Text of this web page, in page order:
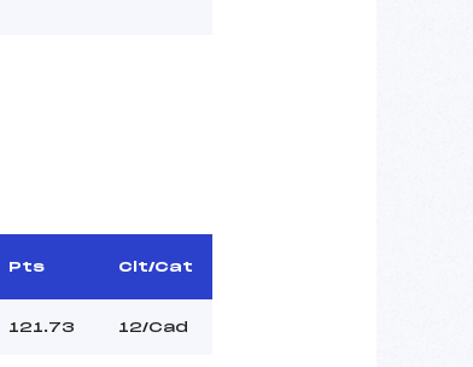
Pts Clt/Cat
121.73 12/Cad